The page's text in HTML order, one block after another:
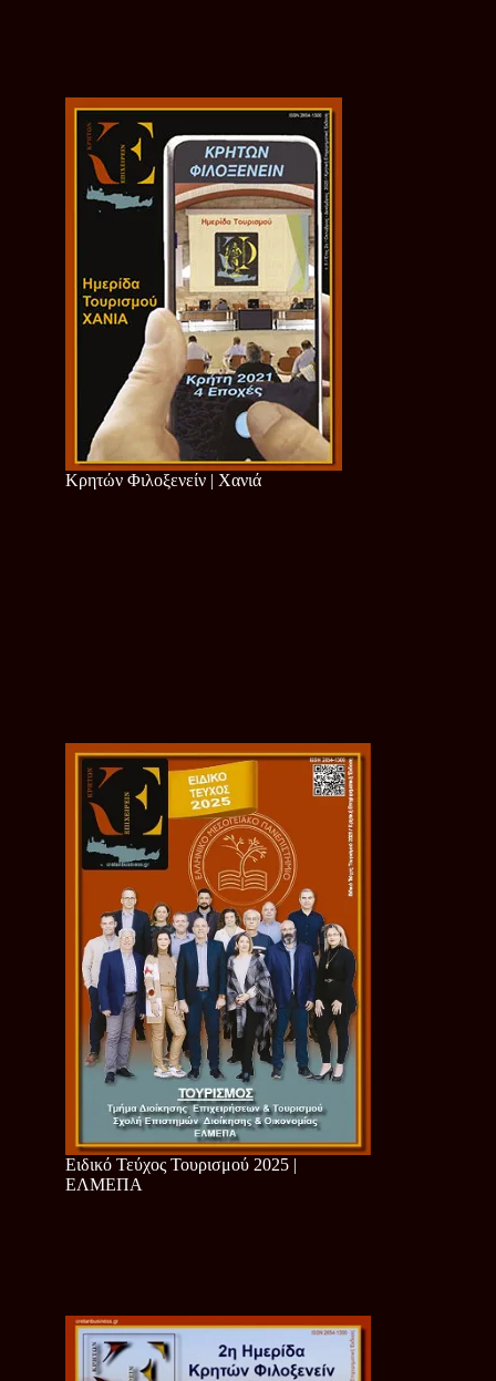
Κρητών Φιλοξενείν | Χανιά
Ειδικό Τεύχος Τουρισμού 2025 |
ΕΛΜΕΠΑ